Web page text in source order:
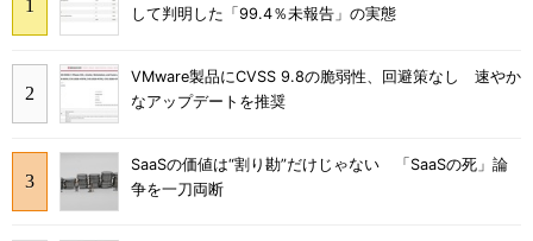
して判明した「99.4％未報告」の実態
VMware製品にCVSS 9.8の脆弱性、回避策なし 速やか
なアップデートを推奨
SaaSの価値は“割り勘”だけじゃない 「SaaSの死」論
争を一刀両断